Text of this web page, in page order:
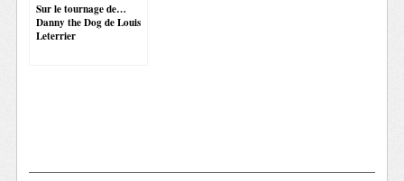
Sur le tournage de…
Danny the Dog de Louis
Leterrier